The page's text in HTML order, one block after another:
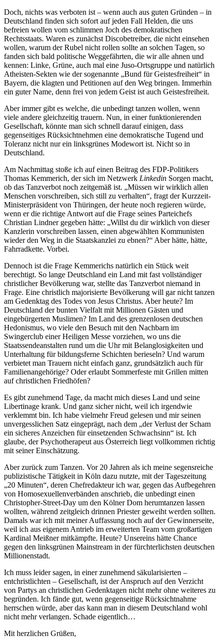
Doch, nichts was verboten ist – wenn auch aus guten Gründen – in
Deutschland finden sich sofort auf jeden Fall Helden, die uns
befreien wollen vom schlimmen Joch des demokratischen
Rechtsstaats. Waren es zunächst Discobetreiber, die nicht einsehen
wollen, warum der Rubel nicht rollen sollte an solchen Tagen, so
fanden sich bald politische Weggefährten, die wir alle ahnen und
kennen: Linke, Grüne, auch mal eine Juso-Ortsgruppe und natürlich
Atheisten-Sekten wie der sogenannte „Bund für Geistesfreiheit“ in
Bayern, die klagten und Petitionen auf den Weg bringen. Immerhin
ein guter Name, denn frei von jedem Geist ist auch Geistesfreiheit.
Aber immer gibt es welche, die unbedingt tanzen wollen, wenn
viele andere gleichzeitig trauern. Nun, in einer funktionierenden
Gesellschaft, könnte man sich schnell darauf einigen, dass
gegenseitiges Rücksichtnehmen eine demokratische Tugend und
Toleranz nicht nur ein linksgrünes Modewort ist. Nicht so in
Deutschland.
Am Nachmittag stoße ich auf einen Beitrag des FDP-Politikers
Thomas Kemmerich, der sich im Netzwerk Linkedin Sorgen macht,
ob das Tanzverbot noch zeitgemäß ist. „Müssen wir wirklich allen
Menschen vorschreiben, sich still zu verhalten“, fragt der Kurzzeit-
Ministerpräsident von Thüringen, der heute noch regieren würde,
wenn er die richtige Antwort auf die Frage seines Parteichefs
Christian Lindner gegeben hätte: „Willst du dir wirklich von dieser
Kanzlerin vorschreiben lassen, einen abgewählten Kommunisten
wieder den Weg in die Staatskanzlei zu ebnen?“ Aber hätte, hätte,
Fahrradkette. Vorbei.
Dennoch ist die Frage Kemmerichs natürlich ein Stück weit
berechtigt. So lange Deutschland ein Land mit fast vollständiger
christlicher Bevölkerung war, stellte das Tanzverbot niemand in
Frage. Eine christlich majorisierte Bevölkerung will gar nicht tanzen
am Gedenktag des Todes von Jesus Christus. Aber heute? Im
Deutschland der bunten Vielfalt mit Millionen Gästen und
eingebürgerten Muslimen? Im Land des grenzenlosen deutschen
Hedonismus, wo viele den Besuch mit den Nachbarn im
Swingerclub einer Heiligen Messe vorziehen, wo uns die
Staatssendeanstalten rund um die Uhr mit Belanglosigkeiten und
Unterhaltung für bildungsferne Schichten berieseln? Und warum
verbietet man Trauern nicht einfach ganz, grundsätzlich auch für
Familienangehörige? Oder erlaubt Sommerfeste mit Grillen mitten
auf christlichen Friedhöfen?
Es gibt zunehmend Tage, da macht mich dieses Land und seine
Libertinage krank. Und ganz sicher nicht, weil ich irgendwie
verklemmt bin. Ich habe vielmehr Freud gelesen und mir seinen
unvergesslichen Satz eingeprägt, nach dem „der Verlust der Scham
ein sicheres Anzeichen für einsetzenden Schwachsinn“ ist. Ich
glaube, der Psychotherapeut aus Österreich liegt vollkommen richtig
mit seiner Einschätzung.
Aber zurück zum Tanzen. Vor 20 Jahren als ich meine segensreiche
publizistische Tätigkeit in Köln dazu nutzte, mit der Tageszeitung
„20 Minuten“, deren Chefredakteur ich war, gegen das Aufbegehren
von Homosexuellenverbänden anschrieb, die unbedingt einen
Christopher-Street-Day um den Kölner Dom herumtanzen lassen
wollten, während zeitgleich drinnen Priester geweiht werden sollten.
Damals war ich mit meiner Auffassung noch auf der Gewinnerseite,
weil ich aus eigenem Antrieb im erweiterten Team vom großartigen
Kardinal Meißner mitkämpfte. Heute? Unsereins hätte Chance
gegen den linksgrünen Mainstream in der fürchterlichsten deutschen
Millionenstadt.
Ich muss leider sagen, in einer zunehmend säkularisierten –
entchristlichten – Gesellschaft, ist der Anspruch auf den Verzicht
von Partys an christlichen Gedenktagen nicht mehr ohne weiteres zu
begründen. Ich fände gut, wenn gegenseitige Rücksichtnahme
herrschen würde, aber das kann man in diesem Deutschland wohl
nicht mehr verlangen. Schade eigentlich…
Mit herzlichen Grüßen,